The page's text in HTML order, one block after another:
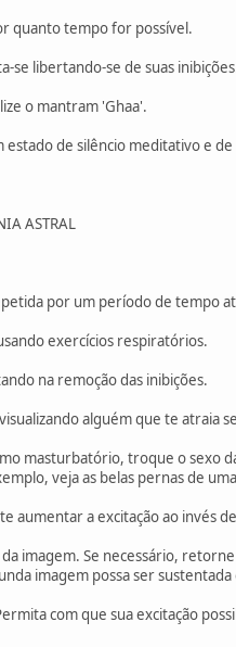
quanto tempo for possível.
se libertando-se de suas
o mantram 'Ghaa'.
estado de silêncio meditativo e de
ASTRAL
por um período de tempo
exercícios respiratórios.
na remoção das inibições.
alguém que te atraia
masturbatório, troque o sexo
veja as belas pernas de
aumentar a excitação ao invés
da imagem. Se necessário,
imagem possa ser sustentada
com que sua excitação